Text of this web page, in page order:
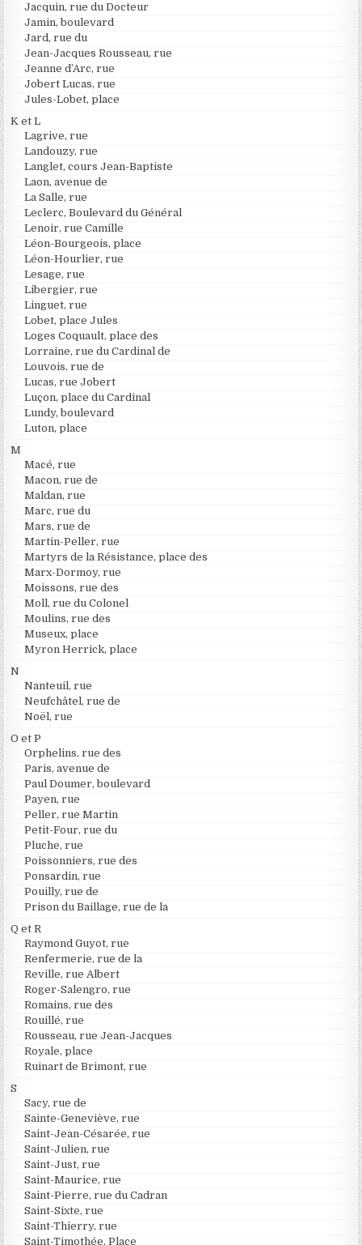
Jacquin, rue du Docteur
Jamin, boulevard
Jard, rue du
Jean-Jacques Rousseau, rue
Jeanne d’Arc, rue
Jobert Lucas, rue
Jules-Lobet, place
K et L
Lagrive, rue
Landouzy, rue
Langlet, cours Jean-Baptiste
Laon, avenue de
La Salle, rue
Leclerc, Boulevard du Général
Lenoir, rue Camille
Léon-Bourgeois, place
Léon-Hourlier, rue
Lesage, rue
Libergier, rue
Linguet, rue
Lobet, place Jules
Loges Coquault, place des
Lorraine, rue du Cardinal de
Louvois, rue de
Lucas, rue Jobert
Luçon, place du Cardinal
Lundy, boulevard
Luton, place
M
Macé, rue
Macon, rue de
Maldan, rue
Marc, rue du
Mars, rue de
Martin-Peller, rue
Martyrs de la Résistance, place des
Marx-Dormoy, rue
Moissons, rue des
Moll, rue du Colonel
Moulins, rue des
Museux, place
Myron Herrick, place
N
Nanteuil, rue
Neufchâtel, rue de
Noël, rue
O et P
Orphelins, rue des
Paris, avenue de
Paul Doumer, boulevard
Payen, rue
Peller, rue Martin
Petit-Four, rue du
Pluche, rue
Poissonniers, rue des
Ponsardin, rue
Pouilly, rue de
Prison du Baillage, rue de la
Q et R
Raymond Guyot, rue
Renfermerie, rue de la
Reville, rue Albert
Roger-Salengro, rue
Romains, rue des
Rouillé, rue
Rousseau, rue Jean-Jacques
Royale, place
Ruinart de Brimont, rue
S
Sacy, rue de
Sainte-Geneviève, rue
Saint-Jean-Césarée, rue
Saint-Julien, rue
Saint-Just, rue
Saint-Maurice, rue
Saint-Pierre, rue du Cadran
Saint-Sixte, rue
Saint-Thierry, rue
Saint-Timothée, Place